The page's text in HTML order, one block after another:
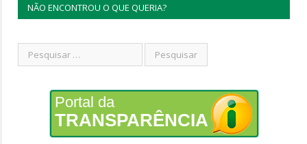
NÃO ENCONTROU O QUE QUERIA?
Portal da
TRANSPARÊNCIA